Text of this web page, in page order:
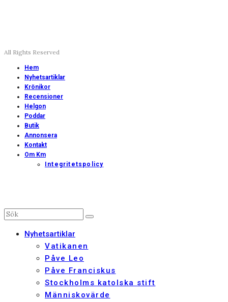
All Rights Reserved
Hem
Nyhetsartiklar
Krönikor
Recensioner
Helgon
Poddar
Butik
Annonsera
Kontakt
Om Km
Integritetspolicy
Nyhetsartiklar
Vatikanen
Påve Leo
Påve Franciskus
Stockholms katolska stift
Människovärde